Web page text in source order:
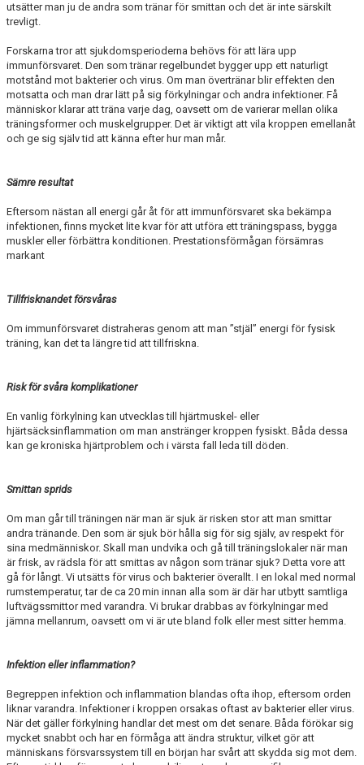
utsätter man ju de andra som tränar för smittan och det är inte särskilt
trevligt.
Forskarna tror att sjukdomsperioderna behövs för att lära upp
immunförsvaret. Den som tränar regelbundet bygger upp ett naturligt
motstånd mot bakterier och virus. Om man övertränar blir effekten den
motsatta och man drar lätt på sig förkylningar och andra infektioner. Få
människor klarar att träna varje dag, oavsett om de varierar mellan olika
träningsformer och muskelgrupper. Det är viktigt att vila kroppen emellanåt
och ge sig själv tid att känna efter hur man mår.
Sämre resultat
Eftersom nästan all energi går åt för att immunförsvaret ska bekämpa
infektionen, finns mycket lite kvar för att utföra ett träningspass, bygga
muskler eller förbättra konditionen. Prestationsförmågan försämras
markant
Tillfrisknandet försvåras
Om immunförsvaret distraheras genom att man ”stjäl” energi för fysisk
träning, kan det ta längre tid att tillfriskna.
Risk för svåra komplikationer
En vanlig förkylning kan utvecklas till hjärtmuskel- eller
hjärtsäcksinflammation om man anstränger kroppen fysiskt. Båda dessa
kan ge kroniska hjärtproblem och i värsta fall leda till döden.
Smittan sprids
Om man går till träningen när man är sjuk är risken stor att man smittar
andra tränande. Den som är sjuk bör hålla sig för sig själv, av respekt för
sina medmänniskor. Skall man undvika och gå till träningslokaler när man
är frisk, av rädsla för att smittas av någon som tränar sjuk? Detta vore att
gå för långt. Vi utsätts för virus och bakterier överallt. I en lokal med normal
rumstemperatur, tar de ca 20 min innan alla som är där har utbytt samtliga
luftvägssmittor med varandra. Vi brukar drabbas av förkylningar med
jämna mellanrum, oavsett om vi är ute bland folk eller mest sitter hemma.
Infektion eller inflammation?
Begreppen infektion och inflammation blandas ofta ihop, eftersom orden
liknar varandra. Infektioner i kroppen orsakas oftast av bakterier eller virus.
När det gäller förkylning handlar det mest om det senare. Båda förökar sig
mycket snabbt och har en förmåga att ändra struktur, vilket gör att
människans försvarssystem till en början har svårt att skydda sig mot dem.